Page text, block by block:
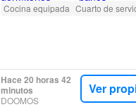
Cocina equipada Cuarto de
Hace 20 horas 42
minutos
DOOMOS
Ver